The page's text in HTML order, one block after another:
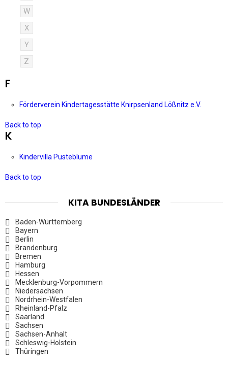
W
X
Y
Z
F
Förderverein Kindertagesstätte Knirpsenland Lößnitz e.V.
Back to top
K
Kindervilla Pusteblume
Back to top
KITA BUNDESLÄNDER
Baden-Württemberg
Bayern
Berlin
Brandenburg
Bremen
Hamburg
Hessen
Mecklenburg-Vorpommern
Niedersachsen
Nordrhein-Westfalen
Rheinland-Pfalz
Saarland
Sachsen
Sachsen-Anhalt
Schleswig-Holstein
Thüringen